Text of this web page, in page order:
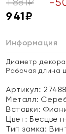
941₽
Информация
Диаметр
Рабочая длина
Артикул:
Металл:
Вставки:
Цвет:
Тип замка: